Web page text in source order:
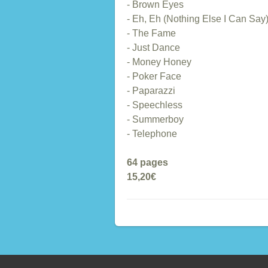
- Brown Eyes
- Eh, Eh (Nothing Else I Can Say)
- The Fame
- Just Dance
- Money Honey
- Poker Face
- Paparazzi
- Speechless
- Summerboy
- Telephone
64 pages
15,20€